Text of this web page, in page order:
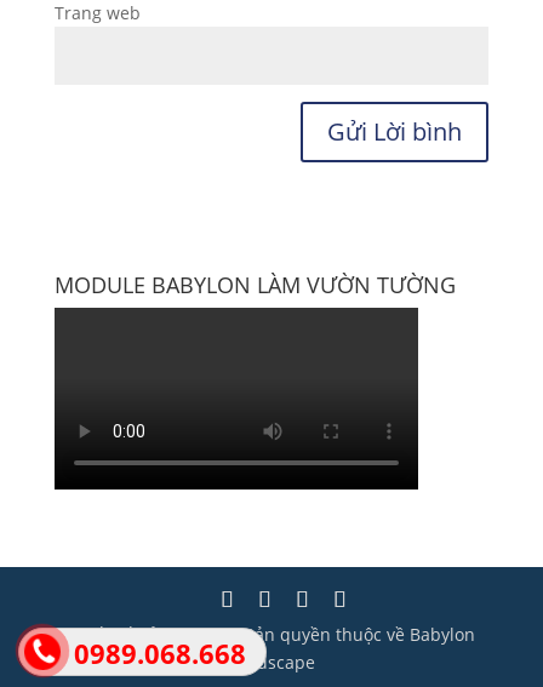
0989.068.668
Trang web
MODULE BABYLON LÀM VƯỜN TƯỜNG
Thiết kế bởi Wisera | Bản quyền thuộc về Babylon
Landscape